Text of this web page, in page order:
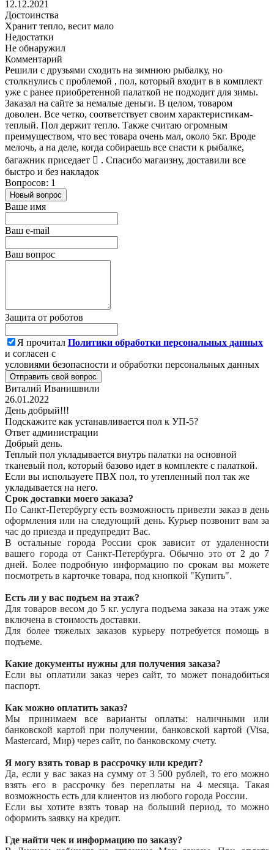
12.12.2021
Достоинства
Хранит тепло, весит мало
Недостатки
Не обнаружил
Комментарий
Решили с друзьями сходить на зимнюю рыбалку, но
столкнулись с проблемой , пол, который входит в в комплект
уже с ранее приобретенной палаткой не подходит для зимы.
Заказал на сайте за немалые деньги. В целом, товаром
доволен. Все четко, соответствует своим характеристикам-
теплый. Пол держит тепло. Также считаю огромным
преимуществом, что вес товара очень мал, около 5кг. Вроде
мелочь, а на деле, когда собираешь все снасти к рыбалке,
багажник приседает  . Спасибо магаизну, доставили все
быстро и без накладок
Вопросов: 1
Новый вопрос
Ваше имя
Ваш e-mail
Ваш вопрос
Защита от роботов
Я прочитал Политики обработки персональных данных
и согласен с
условиями безопасности и обработки персональных данных
Отправить свой вопрос
Виталий Иванишвили
26.01.2022
День добрый!!!
Подскажите как устанавливается пол к УП-5?
Ответ администрации
Добрый день.
Теплый пол укладывается внутрь палатки на основной
тканевый пол, который базово идет в комплекте с палаткой.
Если вы используете ПВХ пол, то утепленный пол так же
укладывается на него.
Срок доставки моего заказа?
По Санкт-Петербургу есть возможность привезти заказ в день
оформления или на следующий день. Курьер позвонит вам за
час до приезда и предупредит Вас.
В остальные города России срок зависит от удаленности
вашего города от Санкт-Петербурга. Обычно это от 2 до 7
дней. Более подробную информацию по срокам вы можете
посмотреть в карточке товара, под кнопкой "Купить".
Есть ли у вас подъем на этаж?
Для товаров весом до 5 кг. услуга подъема заказа на этаж уже
включена в стоимость доставки.
Для более тяжелых заказов курьеру потребуется помощь в
подъеме.
Какие документы нужны для получения заказа?
Если вы оплатили заказ через сайт, то может понадобиться
паспорт.
Как можно оплатить заказ?
Мы принимаем все варианты оплаты: наличными или
банковской картой при получении, банковской картой (Visa,
Mastercard, Мир) через сайт, по банковскому счету.
Я могу взять товар в рассрочку или кредит?
Да, если у вас заказ на сумму от 3 500 рублей, то его можно
взять его в рассрочку без переплаты на 4 месяца. Такая
возможность есть для клиентов из любого города России.
Если вы хотите взять товар на больший период, то можно
оформить заявку на кредит.
Где найти чек и информацию по заказу?